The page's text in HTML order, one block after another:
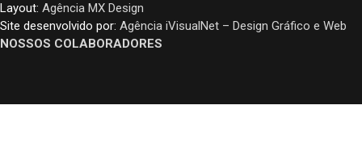
Layout: Agência MX Design
Site desenvolvido por: Agência iVisualNet – Design Gráfico e Web
NOSSOS COLABORADORES